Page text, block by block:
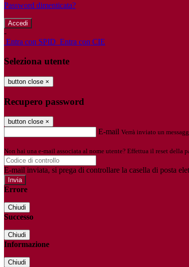
Password dimenticata?
-
Entra con SPID Entra con CIE
Seleziona utente
button close ×
Recupero password
button close ×
E-mail Verrà inviato un
Non hai una e-mail associata al nome utente? Effettua il reset della
E-mail inviata, si prega di controllare la casella di posta
Errore
Chiudi
Successo
Chiudi
Informazione
Chiudi